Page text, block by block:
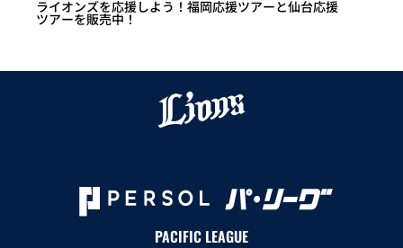
ライオンズを応援しよう！福岡応援ツアーと仙台応援
ツアーを販売中！
PACIFIC LEAGUE